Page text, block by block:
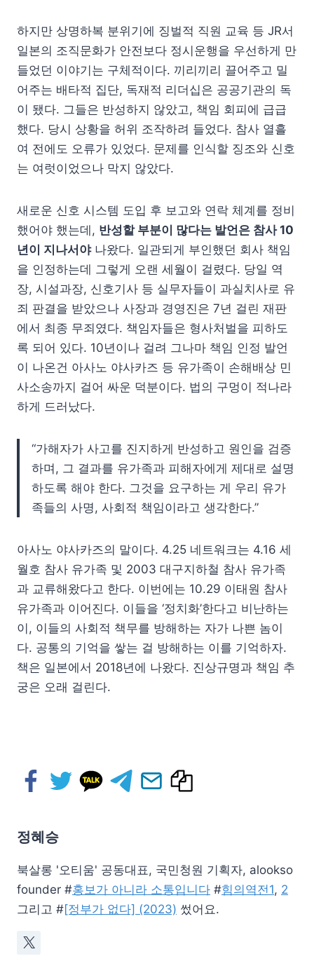
하지만 상명하복 분위기에 징벌적 직원 교육 등 JR서
일본의 조직문화가 안전보다 정시운행을 우선하게 만
들었던 이야기는 구체적이다. 끼리끼리 끌어주고 밀
어주는 배타적 집단, 독재적 리더십은 공공기관의 독
이 됐다. 그들은 반성하지 않았고, 책임 회피에 급급
했다. 당시 상황을 허위 조작하려 들었다. 참사 열흘
여 전에도 오류가 있었다. 문제를 인식할 징조와 신호
는 여럿이었으나 막지 않았다.
새로운 신호 시스템 도입 후 보고와 연락 체계를 정비
했어야 했는데, 반성할 부분이 많다는 발언은 참사 10
년이 지나서야나왔다. 일관되게 부인했던 회사 책임
을 인정하는데 그렇게 오랜 세월이 걸렸다. 당일 역
장, 시설과장, 신호기사 등 실무자들이 과실치사로 유
죄 판결을 받았으나 사장과 경영진은 7년 걸린 재판
에서 최종 무죄였다. 책임자들은 형사처벌을 피하도
록 되어 있다. 10년이나 걸려 그나마 책임 인정 발언
이 나온건 아사노 야사카즈 등 유가족이 손해배상 민
사소송까지 걸어 싸운 덕분이다. 법의 구멍이 적나라
하게 드러났다.
“가해자가 사고를 진지하게 반성하고 원인을 검증
하며, 그 결과를 유가족과 피해자에게 제대로 설명
하도록 해야 한다. 그것을 요구하는 게 우리 유가
족들의 사명, 사회적 책임이라고 생각한다.”
아사노 야사카즈의 말이다. 4.25 네트워크는 4.16 세
월호 참사 유가족 및 2003 대구지하철 참사 유가족
과 교류해왔다고 한다. 이번에는 10.29 이태원 참사
유가족과 이어진다. 이들을 ‘정치화’한다고 비난하는
이, 이들의 사회적 책무를 방해하는 자가 나쁜 놈이
다. 공통의 기억을 쌓는 걸 방해하는 이를 기억하자.
책은 일본에서 2018년에 나왔다. 진상규명과 책임 추
궁은 오래 걸린다.
정혜승
북살롱 '오티움' 공동대표, 국민청원 기획자, alookso
founder #홍보가 아니라 소통입니다 #힘의역전1, 2
그리고 #[정부가 없다] (2023) 썼어요.